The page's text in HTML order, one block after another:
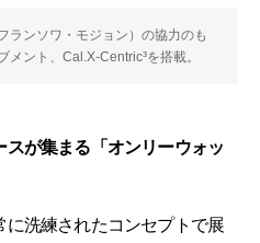
ランソワ・モジョン）の協力のも
ント、Cal.X-Centric³を搭載。
が集まる「オンリーウォッ
洗練されたコンセプトで展